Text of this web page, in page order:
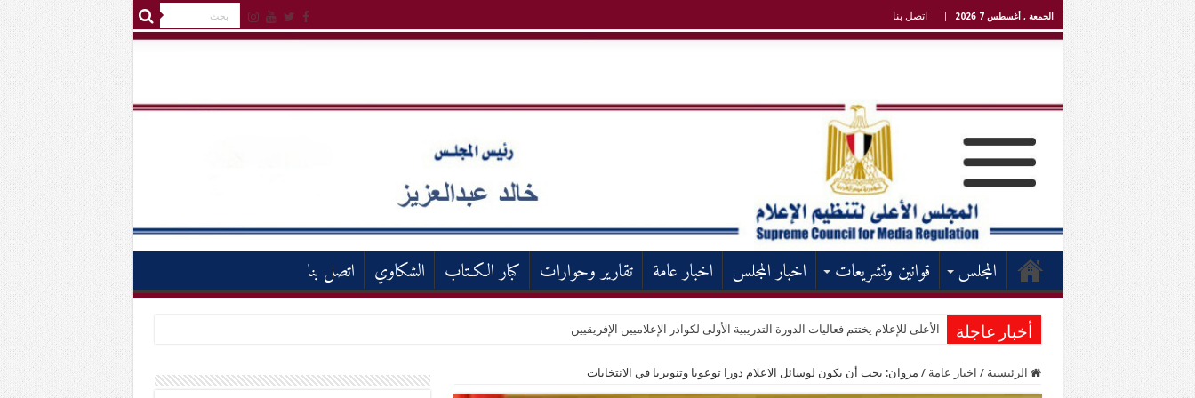
الجمعة , أغسطس 7 2026 اتصل بنا
المجلس قوانين وتشريعات اخبار المجلس اخبار عامة تقارير وحوارات كبار الكـتاب الشكاوي اتصل بنا
أخبار عاجلة الأعلى للإعلام يختتم فعاليات الدورة التدريبية الأولى لكوادر الإعلاميين الإفريقيين
الرئيسية / اخبار عامة / مروان: يجب أن يكون لوسائل الاعلام دورا توعويا وتنويريا في الانتخابات